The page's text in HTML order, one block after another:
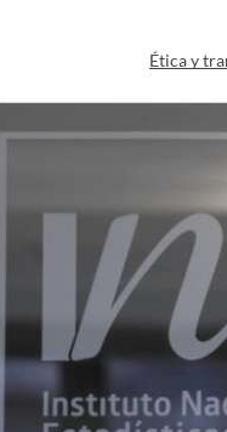
Ética y